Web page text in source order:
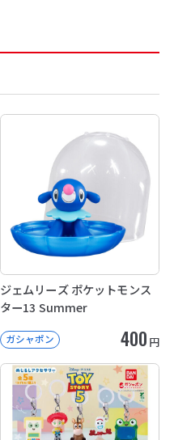
ジェムリーズ ポケットモンス
ター13 Summer
ガシャポン 400 円